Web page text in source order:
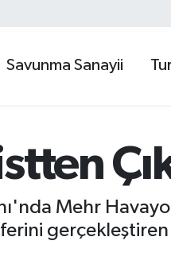
Savunma Sanayii
Mehr